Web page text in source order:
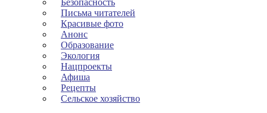
Безопасность
Письма читателей
Красивые фото
Анонс
Образование
Экология
Нацпроекты
Афиша
Рецепты
Сельское хозяйство